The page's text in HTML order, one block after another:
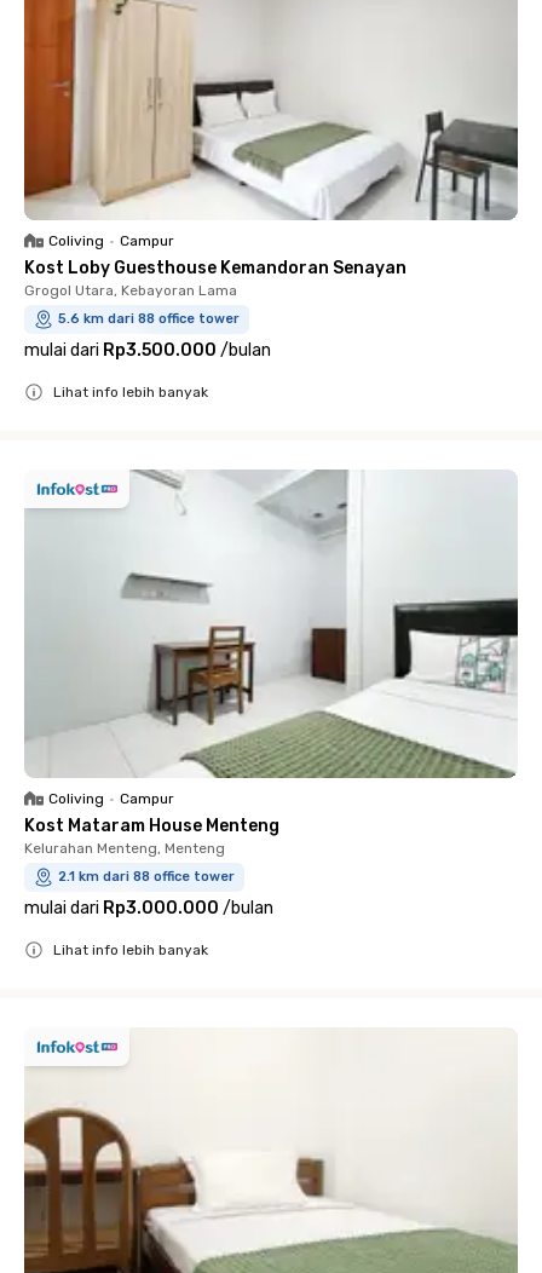
Coliving • Campur
Kost Loby Guesthouse Kemandoran Senayan
Grogol Utara, Kebayoran Lama
5.6 km dari 88 office tower
mulai dari Rp3.500.000 /bulan
Lihat info lebih banyak
Coliving • Campur
Kost Mataram House Menteng
Kelurahan Menteng, Menteng
2.1 km dari 88 office tower
mulai dari Rp3.000.000 /bulan
Lihat info lebih banyak